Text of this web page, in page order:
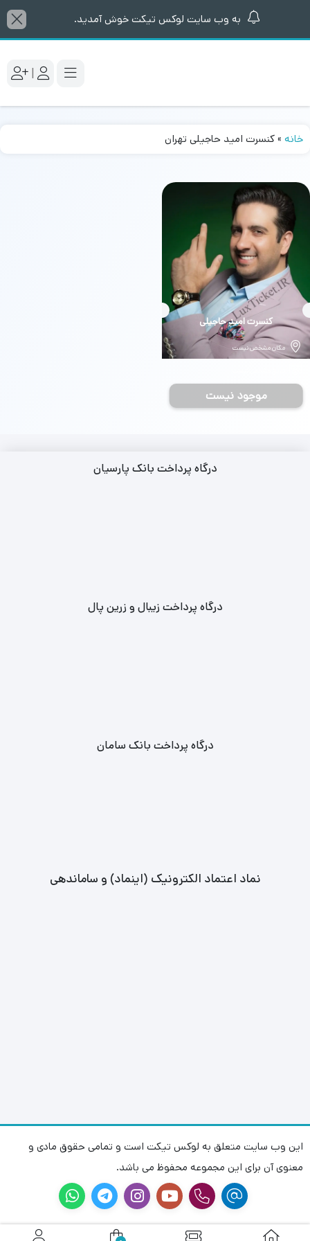
به وب سایت لوکس تیکت خوش آمدید.
|
خانه »کنسرت امید حاجیلی تهران
بلیط
کنسرت امید حاجیلی
مکان مشخص نیست
موجود نیست
درگاه پرداخت بانک پارسیان
درگاه پرداخت زیبال و زرین پال
درگاه پرداخت بانک سامان
نماد اعتماد الکترونیک (اینماد) و ساماندهی
این وب سایت متعلق به لوکس تیکت است و تمامی حقوق مادی و
معنوی آن برای این مجموعه محفوظ می باشد.